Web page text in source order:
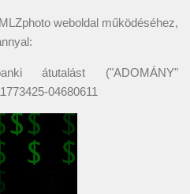
weboldal működéséhez,
átutalást ("ADOMÁNY"
04680611